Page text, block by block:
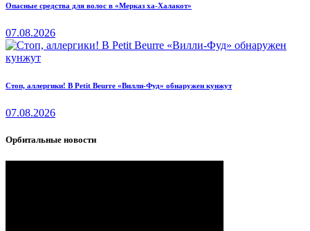
Опасные средства для волос в «Мерказ ха-Халакот»
07.08.2026
Стоп, аллергики! В Petit Beurre «Вилли-Фуд» обнаружен кунжут
07.08.2026
Орбитальные новости